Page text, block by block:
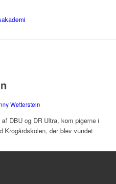
Wetterstein
DBU og DR Ultra, kom pigerne i
Krogårdskolen, der blev vundet